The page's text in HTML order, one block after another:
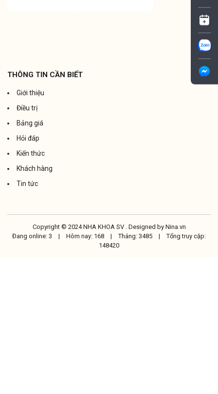
THÔNG TIN CẦN BIẾT
Giới thiệu
Điều trị
Bảng giá
Hỏi đáp
Kiến thức
Khách hàng
Tin tức
Copyright © 2024 NHA KHOA SV . Designed by Nina.vn
Đang online: 3
| Hôm nay: 168 | Tháng: 3485 |
Tổng truy cập:
148420